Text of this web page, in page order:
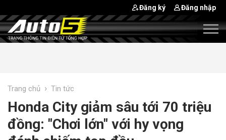
Đăng ký Đăng nhập
Trang chủ › Tin tức
Honda City giảm sâu tới 70 triệu
đồng: "Chơi lớn" với hy vọng